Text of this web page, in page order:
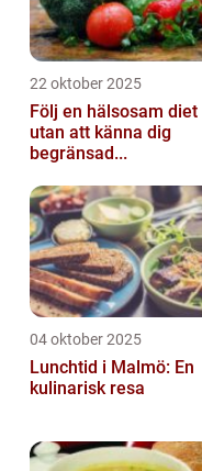
22 oktober 2025
Följ en hälsosam diet
utan att känna dig
begränsad...
04 oktober 2025
Lunchtid i Malmö: En
kulinarisk resa